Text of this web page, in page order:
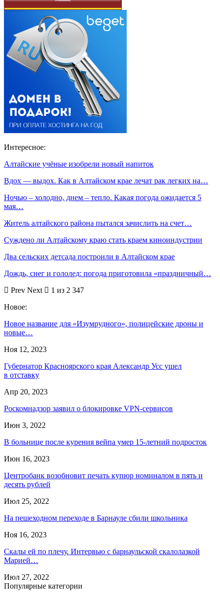
Интересное:
Алтайские учёные изобрели новый напиток
Вдох — выдох. Как в Алтайском крае лечат рак легких на…
Ночью – холодно, днем – тепло. Какая погода ожидается 5
мая…
Житель алтайского района пытался зачислить на счет…
Суждено ли Алтайскому краю стать краем киноиндустрии
Два сельских детсада построили в Алтайском крае
Дождь, снег и гололед: погода приготовила «праздничный…
Prev Next
1 из 2 347
Новое:
Новое название для «Изумрудного», полицейские дроны и
новые…
Ноя 12, 2023
Губернатор Красноярского края Александр Усс ушел
в отставку
Апр 20, 2023
Роскомнадзор заявил о блокировке VPN-сервисов
Июн 3, 2022
В больнице после курения вейпа умер 15-летний подросток
Июн 16, 2023
Центробанк возобновит печать купюр номиналом в пять и
десять рублей
Июл 25, 2022
На пешеходном переходе в Барнауле сбили школьника
Ноя 16, 2023
Скалы ей по плечу. Интервью с барнаульской скалолазкой
Марией…
Июл 27, 2022
Популярные категории